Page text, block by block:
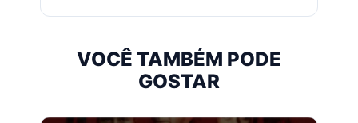
VOCÊ TAMBÉM PODE
GOSTAR